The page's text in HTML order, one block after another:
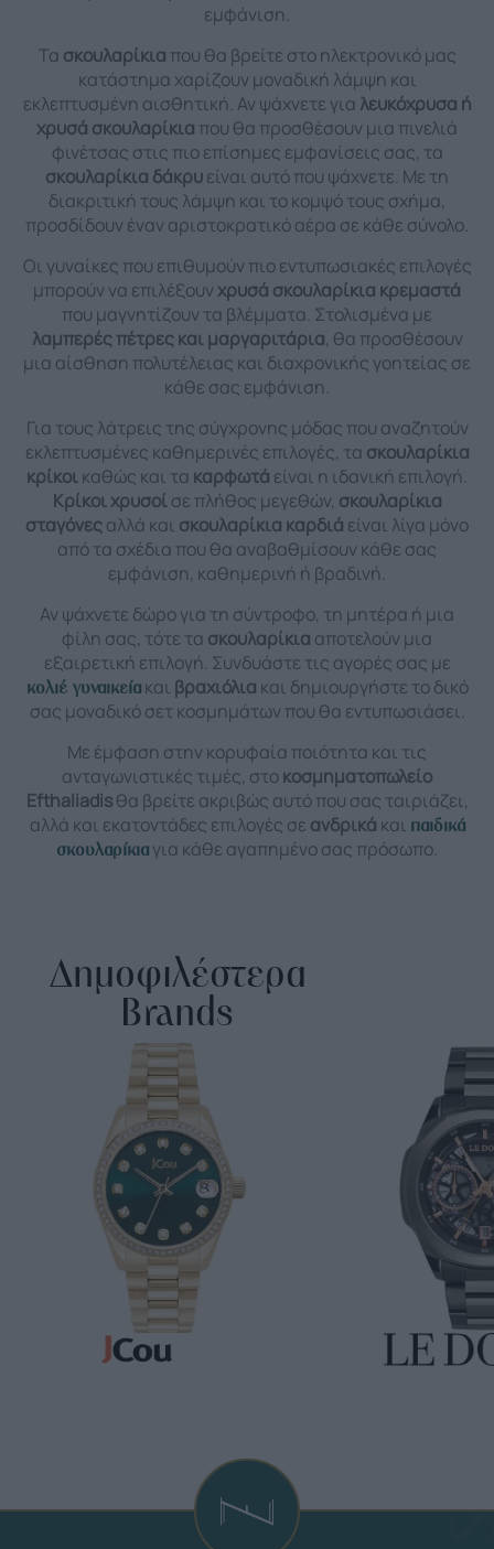
εμφάνιση.
Τα σκουλαρίκια που θα βρείτε στο ηλεκτρονικό μας
κατάστημα χαρίζουν μοναδική λάμψη και
εκλεπτυσμένη αισθητική. Αν ψάχνετε για λευκόχρυσα ή
χρυσά σκουλαρίκια που θα προσθέσουν μια πινελιά
φινέτσας στις πιο επίσημες εμφανίσεις σας, τα
σκουλαρίκια δάκρυείναι αυτό που ψάχνετε. Με τη
διακριτική τους λάμψη και το κομψό τους σχήμα,
προσδίδουν έναν αριστοκρατικό αέρα σε κάθε σύνολο.
Οι γυναίκες που επιθυμούν πιο εντυπωσιακές επιλογές
μπορούν να επιλέξουνχρυσά σκουλαρίκια κρεμαστά
που μαγνητίζουν τα βλέμματα. Στολισμένα με
λαμπερές πέτρες και μαργαριτάρια, θα προσθέσουν
μια αίσθηση πολυτέλειας και διαχρονικής γοητείας σε
κάθε σας εμφάνιση.
Για τους λάτρεις της σύγχρονης μόδας που αναζητούν
εκλεπτυσμένες καθημερινές επιλογές, τα σκουλαρίκια
κρίκοικαθώς και τα καρφωτά είναι η ιδανική επιλογή.
Κρίκοι χρυσοίσε πλήθος μεγεθών, σκουλαρίκια
σταγόνεςαλλά και σκουλαρίκια καρδιά είναι λίγα μόνο
από τα σχέδια που θα αναβαθμίσουν κάθε σας
εμφάνιση, καθημερινή ή βραδινή.
Αν ψάχνετε δώρο για τη σύντροφο, τη μητέρα ή μια
φίλη σας, τότε τα σκουλαρίκια αποτελούν μια
εξαιρετική επιλογή. Συνδυάστε τις αγορές σας με
κολιέ γυναικείακαι βραχιόλια και δημιουργήστε το δικό
σας μοναδικό σετ κοσμημάτων που θα εντυπωσιάσει.
Με έμφαση στην κορυφαία ποιότητα και τις
ανταγωνιστικές τιμές, στοκοσμηματοπωλείο
Efthaliadisθα βρείτε ακριβώς αυτό που σας ταιριάζει,
αλλά και εκατοντάδες επιλογές σε ανδρικά και παιδικά
σκουλαρίκιαγια κάθε αγαπημένο σας πρόσωπο.
Δημοφιλέστερα
Brands